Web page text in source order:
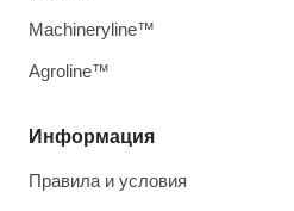
Информация
Правила и условия
Machineryline™
Agroline™